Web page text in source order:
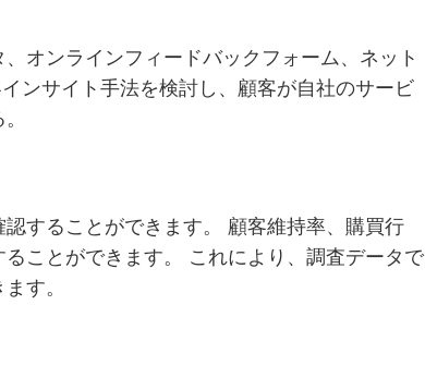
オンラインフィードバックフォーム、ネット
ンサイト手法を検討し、顧客が自社のサービ
することができます。 顧客維持率、購買行
ことができます。 これにより、調査データで
す。